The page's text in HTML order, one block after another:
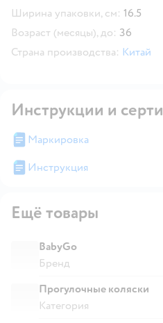
Ширина упаковки, см: 16.5
Возраст (месяцы), до: 36
Страна производства: Китай
Инструкции и
Маркировка
Инструкция
Ещё товары
BabyGo
Бренд
Прогулочные коляски
Категория